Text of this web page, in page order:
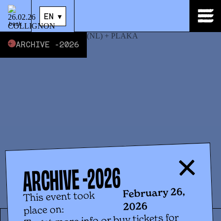
back
EN ▾
EN ▾
ARCHIVE -2026
ARCHIVE -2026
This event took
place on:
February 26,
2026